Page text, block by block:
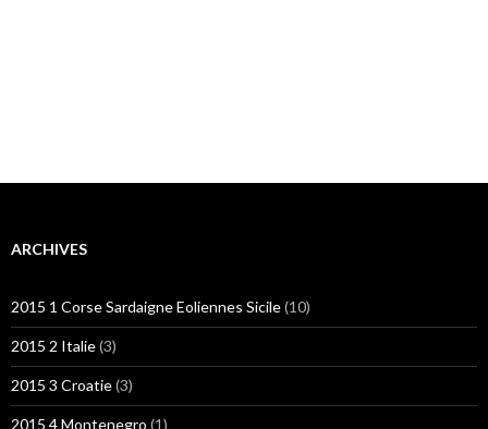
ARCHIVES
2015 1 Corse Sardaigne Eoliennes Sicile(10)
2015 2 Italie(3)
2015 3 Croatie(3)
2015 4 Montenegro (1)